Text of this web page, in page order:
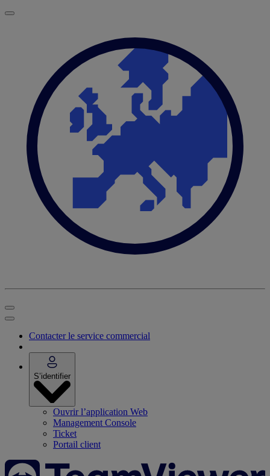
Contacter le service commercial
S’identifier
Ouvrir l’application Web
Management Console
Ticket
Portail client